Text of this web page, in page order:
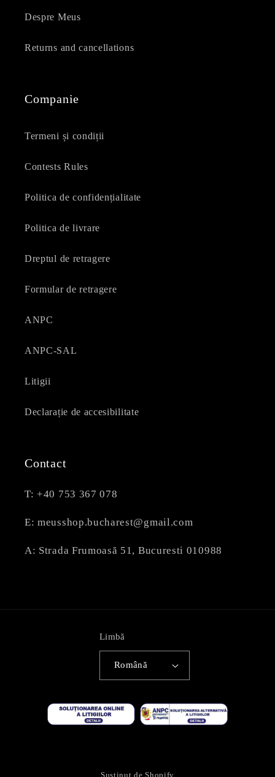
Despre Meus
Returns and cancellations
Companie
Termeni și condiții
Contests Rules
Politica de confidențialitate
Politica de livrare
Dreptul de retragere
Formular de retragere
ANPC
ANPC-SAL
Litigii
Declarație de accesibilitate
Contact
T: +40 753 367 078
E: meusshop.bucharest@gmail.com
A: Strada Frumoasă 51, Bucuresti 010988
Limbă
Română
Susținut de Shopify